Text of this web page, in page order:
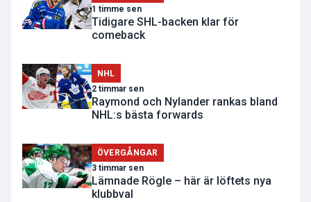
1 timme sen
Tidigare SHL-backen klar för
comeback
NHL
2 timmar sen
Raymond och Nylander rankas bland
NHL:s bästa forwards
ÖVERGÅNGAR
3 timmar sen
Lämnade Rögle – här är löftets nya
klubbval